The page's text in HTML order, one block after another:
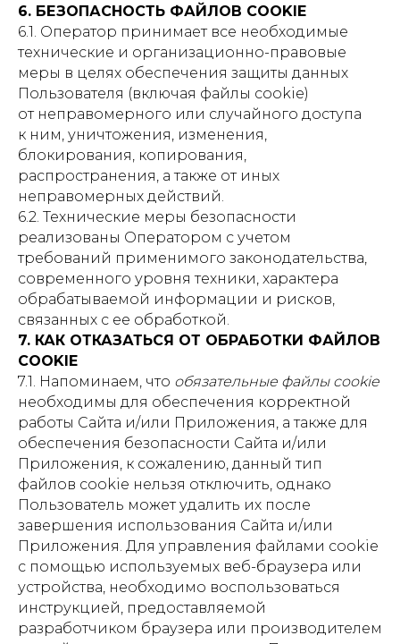
6. БЕЗОПАСНОСТЬ ФАЙЛОВ COOKIE
6.1. Оператор принимает все необходимые
технические и организационно-правовые
меры в целях обеспечения защиты данных
Пользователя (включая файлы cookie)
от неправомерного или случайного доступа
к ним, уничтожения, изменения,
блокирования, копирования,
распространения, а также от иных
неправомерных действий.
6.2. Технические меры безопасности
реализованы Оператором с учетом
требований применимого законодательства,
современного уровня техники, характера
обрабатываемой информации и рисков,
связанных с ее обработкой.
7. КАК ОТКАЗАТЬСЯ ОТ ОБРАБОТКИ ФАЙЛОВ
COOKIE
7.1. Напоминаем, что обязательные файлы cookie
необходимы для обеспечения корректной
работы Сайта и/или Приложения, а также для
обеспечения безопасности Сайта и/или
Приложения, к сожалению, данный тип
файлов cookie нельзя отключить, однако
Пользователь может удалить их после
завершения использования Сайта и/или
Приложения. Для управления файлами cookie
с помощью используемых веб-браузера или
устройства, необходимо воспользоваться
инструкцией, предоставляемой
разработчиком браузера или производителем